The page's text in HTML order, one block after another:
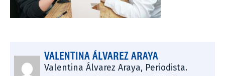
VALENTINA ÁLVAREZ ARAYA
Valentina Álvarez Araya, Periodista.